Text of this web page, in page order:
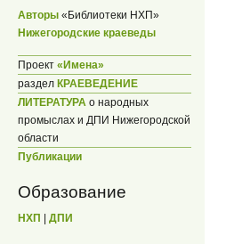
Авторы «Библиотеки НХП»
Нижегородские краеведы
Проект «Имена»
раздел КРАЕВЕДЕНИЕ
ЛИТЕРАТУРА о народных
промыслах и ДПИ Нижегородской
области
Публикации
Образование
НХП | ДПИ